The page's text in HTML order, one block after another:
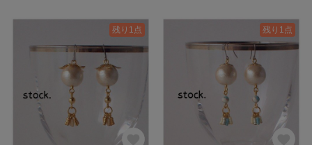
残り1点 残り1点